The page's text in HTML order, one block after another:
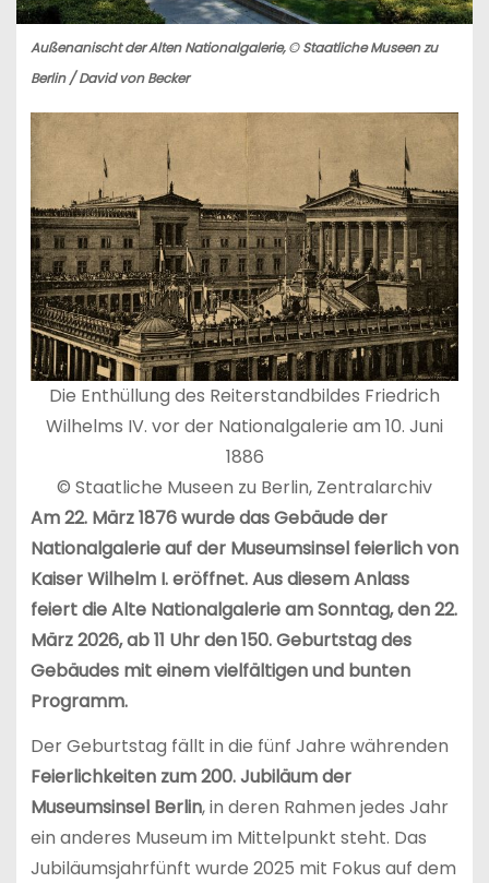
Außenanischt der Alten Nationalgalerie, © Staatliche Museen zu
Berlin / David von Becker
Die Enthüllung des Reiterstandbildes Friedrich
Wilhelms IV. vor der Nationalgalerie am 10. Juni
1886
© Staatliche Museen zu Berlin, Zentralarchiv
Am 22. März 1876 wurde das Gebäude der
Nationalgalerie auf der Museumsinsel feierlich von
Kaiser Wilhelm I. eröffnet. Aus diesem Anlass
feiert die Alte Nationalgalerie am Sonntag, den 22.
März 2026, ab 11 Uhr den 150. Geburtstag des
Gebäudes mit einem vielfältigen und bunten
Programm.
Der Geburtstag fällt in die fünf Jahre währenden
Feierlichkeiten zum 200. Jubiläum der
Museumsinsel Berlin, in deren Rahmen jedes Jahr
ein anderes Museum im Mittelpunkt steht. Das
Jubiläumsjahrfünft wurde 2025 mit Fokus auf dem